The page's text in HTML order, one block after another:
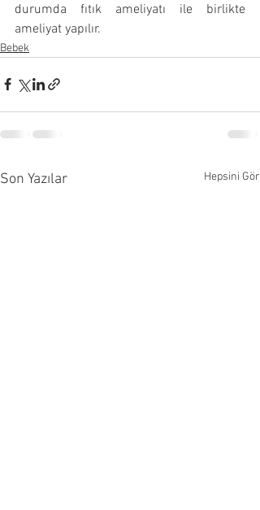
durumda fıtık ameliyatı ile birlikte
ameliyat yapılır.
Bebek
Son Yazılar Hepsini Gör